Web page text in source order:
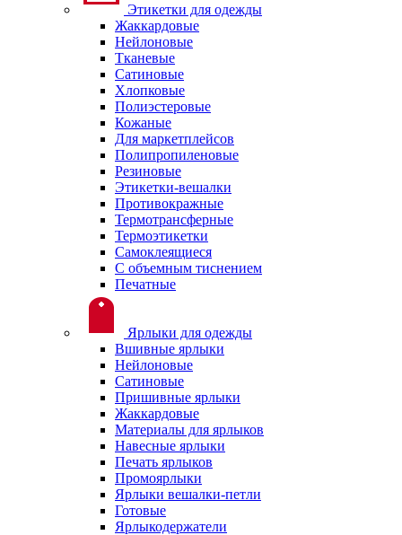
Этикетки для одежды
Жаккардовые
Нейлоновые
Тканевые
Сатиновые
Хлопковые
Полиэстеровые
Кожаные
Для маркетплейсов
Полипропиленовые
Резиновые
Этикетки-вешалки
Противокражные
Термотрансферные
Термоэтикетки
Самоклеящиеся
С объемным тиснением
Печатные
Ярлыки для одежды
Вшивные ярлыки
Нейлоновые
Сатиновые
Пришивные ярлыки
Жаккардовые
Материалы для ярлыков
Навесные ярлыки
Печать ярлыков
Промоярлыки
Ярлыки вешалки-петли
Готовые
Ярлыкодержатели